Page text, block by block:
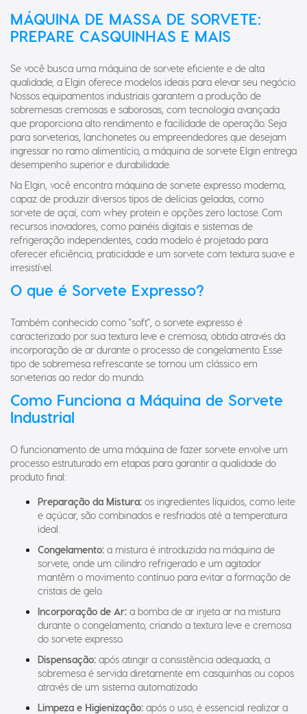
MÁQUINA DE MASSA DE SORVETE:
PREPARE CASQUINHAS E MAIS
Se você busca uma máquina de sorvete eficiente e de alta
qualidade, a Elgin oferece modelos ideais para elevar seu negócio.
Nossos equipamentos industriais garantem a produção de
sobremesas cremosas e saborosas, com tecnologia avançada
que proporciona alto rendimento e facilidade de operação. Seja
para sorveterias, lanchonetes ou empreendedores que desejam
ingressar no ramo alimentício, a máquina de sorvete Elgin entrega
desempenho superior e durabilidade.
Na Elgin, você encontra máquina de sorvete expresso moderna,
capaz de produzir diversos tipos de delícias geladas, como
sorvete de açaí, com whey protein e opções zero lactose. Com
recursos inovadores, como painéis digitais e sistemas de
refrigeração independentes, cada modelo é projetado para
oferecer eficiência, praticidade e um sorvete com textura suave e
irresistível.
O que é Sorvete Expresso?
Também conhecido como "soft", o sorvete expresso é
caracterizado por sua textura leve e cremosa, obtida através da
incorporação de ar durante o processo de congelamento. Esse
tipo de sobremesa refrescante se tornou um clássico em
sorveterias ao redor do mundo.
Como Funciona a Máquina de Sorvete
Industrial
O funcionamento de uma máquina de fazer sorvete envolve um
processo estruturado em etapas para garantir a qualidade do
produto final:
Preparação da Mistura: os ingredientes líquidos, como leite
e açúcar, são combinados e resfriados até a temperatura
ideal.
Congelamento: a mistura é introduzida na máquina de
sorvete, onde um cilindro refrigerado e um agitador
mantêm o movimento contínuo para evitar a formação de
cristais de gelo.
Incorporação de Ar: a bomba de ar injeta ar na mistura
durante o congelamento, criando a textura leve e cremosa
do sorvete expresso.
Dispensação: após atingir a consistência adequada, a
sobremesa é servida diretamente em casquinhas ou copos
através de um sistema automatizado.
Limpeza e Higienização: após o uso, é essencial realizar a